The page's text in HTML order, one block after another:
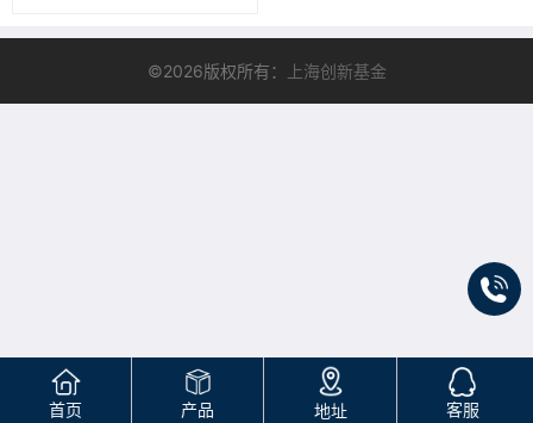
©2026版权所有： 上海创新基金
首页 产品 地址 客服